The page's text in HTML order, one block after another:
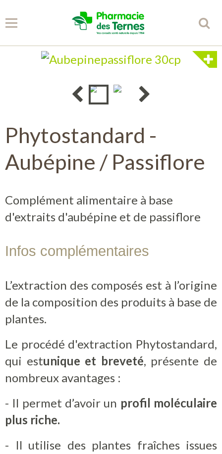
Panier 0
Votre compte
Spécificités
Conseils
Partenaires
Librairie
Contact
Phytostandard -
Aubépine / Passiflore
Complément alimentaire à base
d'extraits d'aubépine et de passiflore
Infos complémentaires
L’extraction des composés est à l’origine
de la composition des produits à base de
plantes.
Le procédé d'extraction Phytostandard,
qui estunique et breveté, présente de
nombreux avantages :
- Il permet d’avoir un profil moléculaire
plus riche.
- Il utilise des plantes fraîches issues